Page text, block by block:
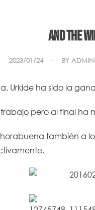
And the
2023/01/24 BY
Urkide ha sido la
pero al final ha
también a